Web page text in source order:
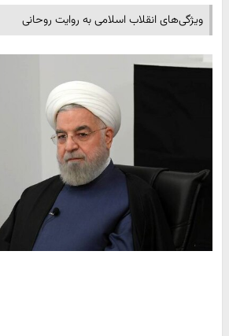
ویژگی‌های انقلاب اسلامی به روایت روحانی